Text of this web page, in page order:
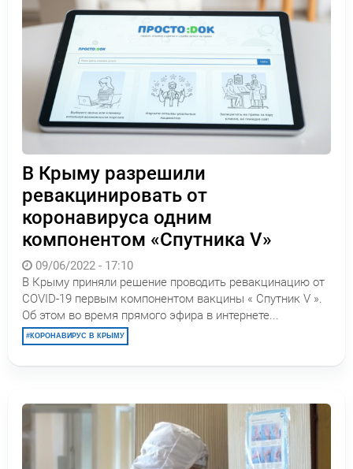
В Крыму разрешили
ревакцинировать от
коронавируса одним
компонентом «Спутника V»
09/06/2022 - 17:10
В Крыму приняли решение проводить ревакцинацию от
COVID-19 первым компонентом вакцины « Спутник V ».
Об этом во время прямого эфира в интернете...
КОРОНАВИРУС В КРЫМУ